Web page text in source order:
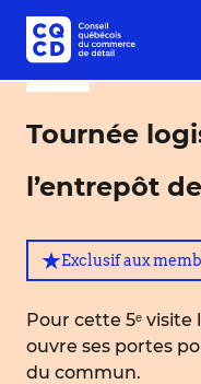
Tournée
l’entrepôt
Exclusif aux
Pour cette 5ᵉ
ouvre ses portes
du commun.